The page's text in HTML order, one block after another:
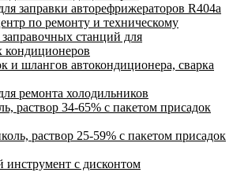
заправки авторефрижераторов R404a
по ремонту и техническому
станций для
кондиционеров
и шлангов автокондиционера, сварка
ремонта холодильников
раствор 34-65% с пакетом присадок
раствор 25-59% с пакетом присадок
с дисконтом